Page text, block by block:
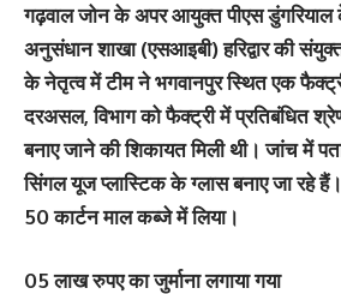
गढ़वाल जोन के अपर आयुक्त पीएस डुंगरियाल
अनुसंधान शाखा (एसआइबी) हरिद्वार की
के नेतृत्व में टीम ने भगवानपुर स्थित एक फैक्ट्री
दरअसल, विभाग को फैक्ट्री में प्रतिबंधित
बनाए जाने की शिकायत मिली थी। जांच में
सिंगल यूज प्लास्टिक के ग्लास बनाए जा रहे
50 कार्टन माल कब्जे में लिया।
05 लाख रुपए का जुर्माना लगाया गया